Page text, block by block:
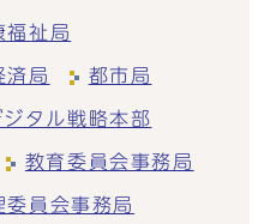
福祉局
済局 都市局
ジタル戦略本部
教育委員会事務局
委員会事務局